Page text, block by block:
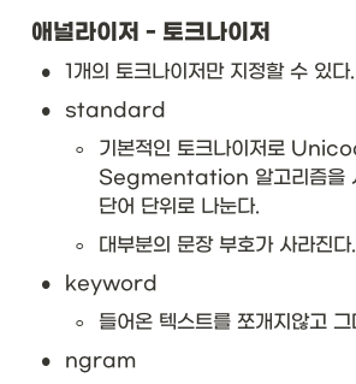
애널라이저 - 토크나이저
• 1개의 토크나이저만 지정할 수 있다.
• standard
◦
기본적인 토크나이저로
Segmentation 알고리즘을
단어 단위로 나눈다.
◦ 대부분의 문장 부호가 사라진다.
• keyword
◦ 들어온 텍스트를 쪼개지않고
• ngram